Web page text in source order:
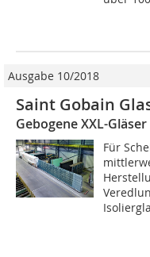
Ausgabe 10/2018
Saint Gobain
Gebogene XXL-Gläser
Für